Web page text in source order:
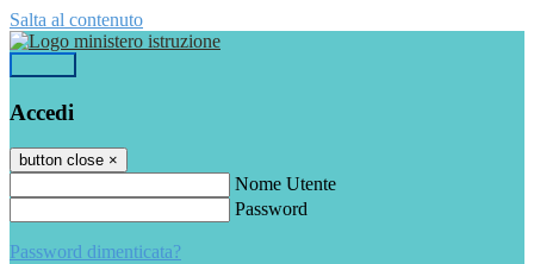
Salta al contenuto
Accedi
button close ×
Nome Utente
Password
Password dimenticata?